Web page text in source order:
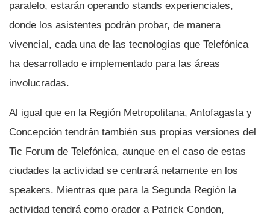
paralelo, estarán operando stands experienciales,
donde los asistentes podrán probar, de manera
vivencial, cada una de las tecnologí­as que Telefónica
ha desarrollado e implementado para las áreas
involucradas.
Al igual que en la Región Metropolitana, Antofagasta y
Concepción tendrán también sus propias versiones del
Tic Forum de Telefónica, aunque en el caso de estas
ciudades la actividad se centrará netamente en los
speakers. Mientras que para la Segunda Región la
actividad tendrá como orador a Patrick Condon,